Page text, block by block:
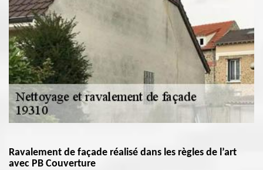
Ravalement de façade réalisé dans les règles de l’art
avec PB Couverture